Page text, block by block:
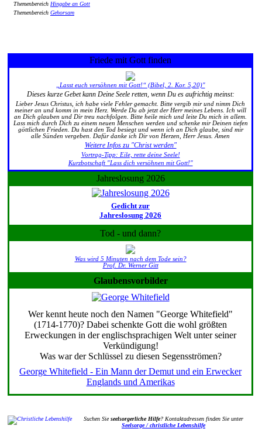
Themenbereich Hingabe an Gott
Themenbereich Gehorsam
Friede mit Gott finden
„Lasst euch versöhnen mit Gott!“ (Bibel, 2. Kor. 5,20)"
Dieses kurze Gebet kann Deine Seele retten, wenn Du es aufrichtig meinst:
Lieber Jesus Christus, ich habe viele Fehler gemacht. Bitte vergib mir und nimm Dich
meiner an und komm in mein Herz. Werde Du ab jetzt der Herr meines Lebens. Ich will
an Dich glauben und Dir treu nachfolgen. Bitte heile mich und leite Du mich in allem.
Lass mich durch Dich zu einem neuen Menschen werden und schenke mir Deinen tiefen
göttlichen Frieden. Du hast den Tod besiegt und wenn ich an Dich glaube, sind mir
alle Sünden vergeben. Dafür danke ich Dir von Herzen, Herr Jesus. Amen
Weitere Infos zu "Christ werden"
Vortrag-Tipp: Eile, rette deine Seele!
Kurzbotschaft "Lass dich versöhnen mit Gott!"
Jahreslosung 2026
Gedicht zur
Jahreslosung 2026
Tod - und dann?
Was wird 5 Minuten nach dem Tode sein?
Prof. Dr. Werner Gitt
Glaubensvorbilder
Wer kennt heute noch den Namen "George Whitefield"
(1714-1770)? Dabei schenkte Gott die wohl größten
Erweckungen in der englischsprachigen Welt unter seiner
Verkündigung!
Was war der Schlüssel zu diesen Segensströmen?
George Whitefield - Ein Mann der Demut und ein Erwecker
Englands und Amerikas
Suchen Sieseelsorgerliche Hilfe? Kontaktadressen finden Sie unter
Seelsorge / christliche Lebenshilfe